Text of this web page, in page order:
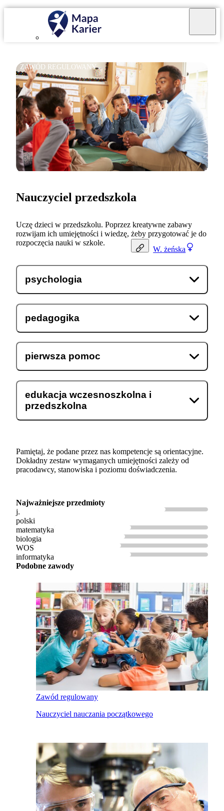
ZAWÓD REGULOWANY
W. żeńska
Nauczyciel przedszkola
Uczę dzieci w przedszkolu. Poprzez kreatywne zabawy
rozwijam ich umiejętności i wiedzę, żeby przygotować je do
rozpoczęcia nauki w szkole.
psychologia
pedagogika
pierwsza pomoc
edukacja wczesnoszkolna i
przedszkolna
Pamiętaj, że podane przez nas kompetencje są orientacyjne.
Dokładny zestaw wymaganych umiejętności zależy od
pracodawcy, stanowiska i poziomu doświadczenia.
Najważniejsze przedmioty
j.
polski
matematyka
biologia
WOS
informatyka
Podobne zawody
Zawód regulowany
Nauczyciel nauczania początkowego